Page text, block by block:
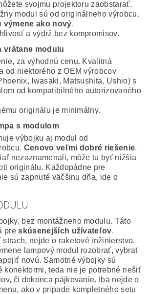
svojmu projektoru zaobstarať.
modul sú od originálneho výrobcu.
výmene ako nový.
a výdrž bez kompromisov.
vrátane modulu
za výhodnú cenu. Kvalitná
od niektorého z OEM výrobcov
Iwasaki, Matsushita, Ushio) s
od kompatibilného autorizovaného
originálu je minimálny.
s modulom
výbojku aj modul od
Cenovo veľmi dobré riešenie.
nezaznamenali, môže tu byť nižšia
originálu. Každopádne pre
sú zapnuté väčšinu dňa, ide o
bez montážneho modulu. Táto
preskúsenejších užívateľov.
nejde o raketové inžinierstvo.
lampový modul rozobrať, vybrať
novú. Samotné výbojky sú
konektormi, teda nie je potrebné riešiť
či dokonca pájkovanie. Iba nejde o
ako v prípade kompletného setu